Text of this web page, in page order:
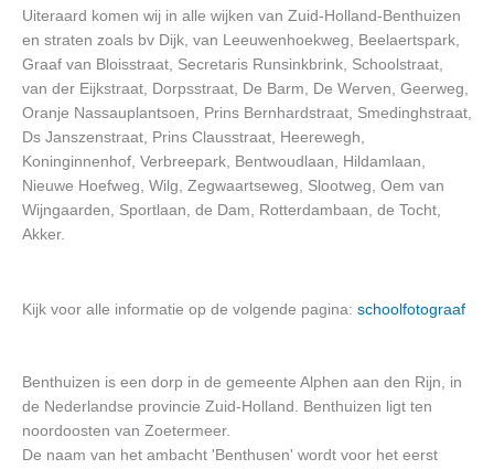
Uiteraard komen wij in alle wijken van Zuid-Holland-Benthuizen
en straten zoals bv Dijk, van Leeuwenhoekweg, Beelaertspark,
Graaf van Bloisstraat, Secretaris Runsinkbrink, Schoolstraat,
van der Eijkstraat, Dorpsstraat, De Barm, De Werven, Geerweg,
Oranje Nassauplantsoen, Prins Bernhardstraat, Smedinghstraat,
Ds Janszenstraat, Prins Clausstraat, Heerewegh,
Koninginnenhof, Verbreepark, Bentwoudlaan, Hildamlaan,
Nieuwe Hoefweg, Wilg, Zegwaartseweg, Slootweg, Oem van
Wijngaarden, Sportlaan, de Dam, Rotterdambaan, de Tocht,
Akker.
Kijk voor alle informatie op de volgende pagina: schoolfotograaf
Benthuizen is een dorp in de gemeente Alphen aan den Rijn, in
de Nederlandse provincie Zuid-Holland. Benthuizen ligt ten
noordoosten van Zoetermeer.
De naam van het ambacht 'Benthusen' wordt voor het eerst